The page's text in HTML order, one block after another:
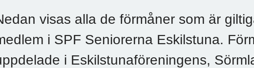
visas alla de förmåner som är
i SPF Seniorerna Eskilstuna.
i Eskilstunaföreningens,